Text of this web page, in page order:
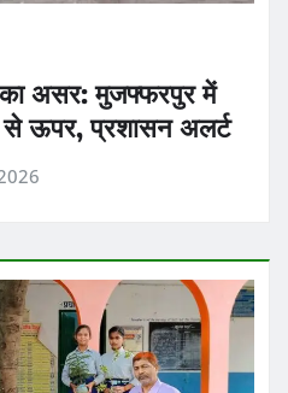
का असर: मुजफ्फरपुर में
से ऊपर, प्रशासन अलर्ट